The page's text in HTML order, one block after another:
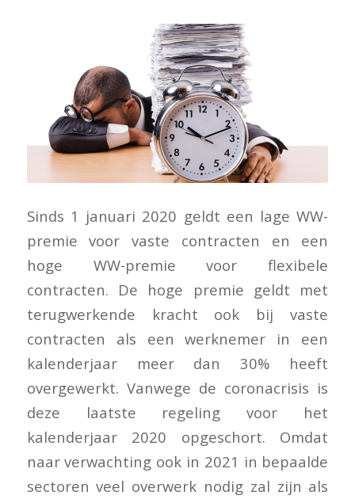
Sinds 1 januari 2020 geldt een lage WW-
premie voor vaste contracten en een
hoge WW-premie voor flexibele
contracten. De hoge premie geldt met
terugwerkende kracht ook bij vaste
contracten als een werknemer in een
kalenderjaar meer dan 30% heeft
overgewerkt. Vanwege de coronacrisis is
deze laatste regeling voor het
kalenderjaar 2020 opgeschort. Omdat
naar verwachting ook in 2021 in bepaalde
sectoren veel overwerk nodig zal zijn als